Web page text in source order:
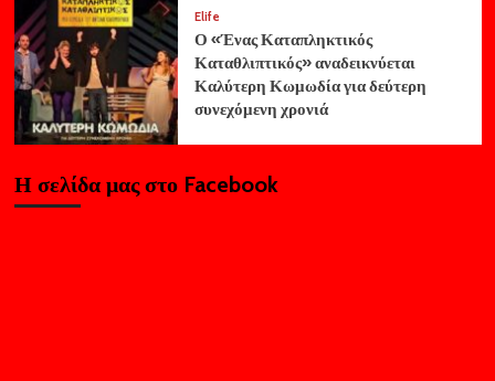
Elife
Ο «Ένας Καταπληκτικός
Καταθλιπτικός» αναδεικνύεται
Καλύτερη Κωμωδία για δεύτερη
συνεχόμενη χρονιά
Η σελίδα μας στο Facebook